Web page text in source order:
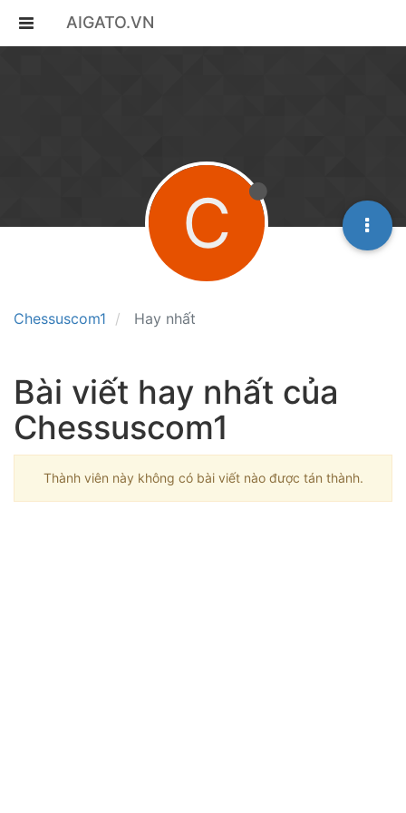
AIGATO.VN
Chessuscom1 Hay nhất
C
Bài viết hay nhất của
Chessuscom1
Thành viên này không có bài viết nào được tán thành.